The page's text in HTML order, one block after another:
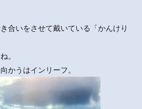
合いをさせて戴いている「かんけり
。
かうはインリーフ。